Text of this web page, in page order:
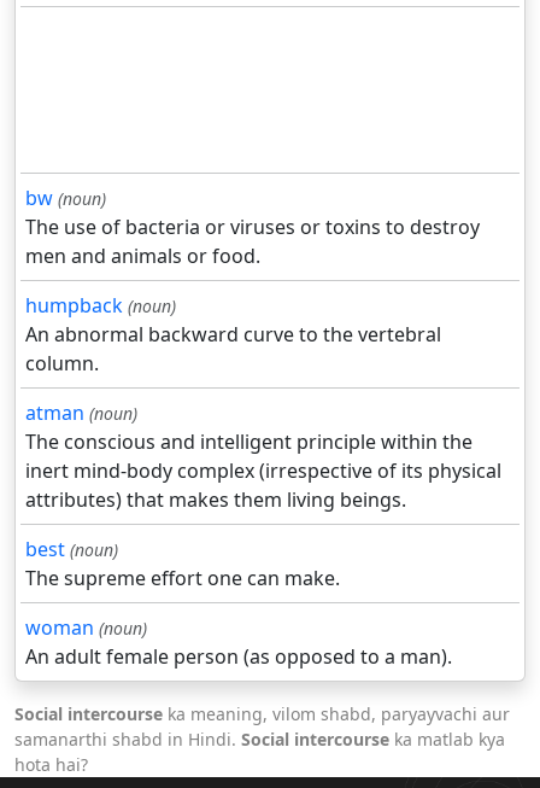
bw (noun)
The use of bacteria or viruses or toxins to destroy
men and animals or food.
humpback (noun)
An abnormal backward curve to the vertebral
column.
atman (noun)
The conscious and intelligent principle within the
inert mind-body complex (irrespective of its physical
attributes) that makes them living beings.
best (noun)
The supreme effort one can make.
woman (noun)
An adult female person (as opposed to a man).
Social intercourse ka meaning, vilom shabd, paryayvachi aur
samanarthi shabd in Hindi. Social intercourse ka matlab kya
hota hai?